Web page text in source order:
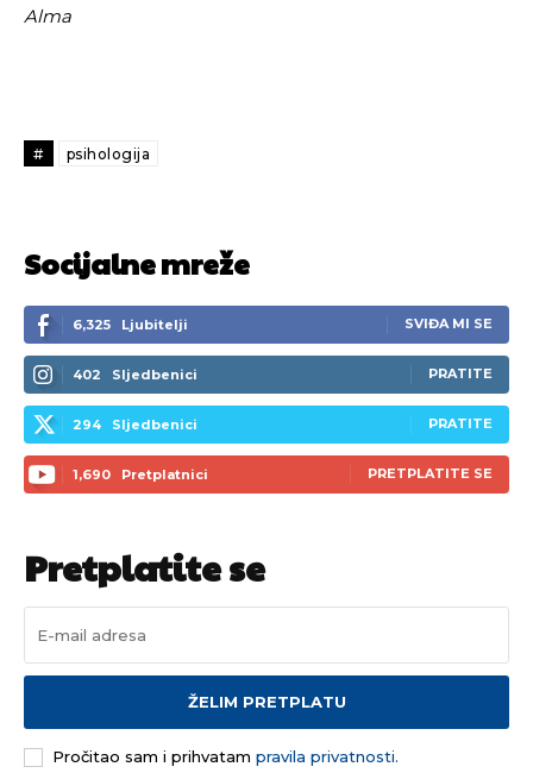
Alma
# psihologija
Socijalne mreže
6,325 Ljubitelji SVIĐA MI SE
402 Sljedbenici PRATITE
294 Sljedbenici PRATITE
1,690 Pretplatnici PRETPLATITE SE
Pretplatite se
ŽELIM PRETPLATU
Pročitao sam i prihvatam pravila privatnosti.